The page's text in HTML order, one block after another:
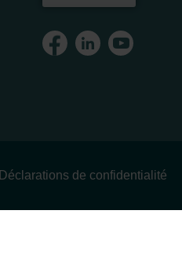
Déclarations de confidentialité